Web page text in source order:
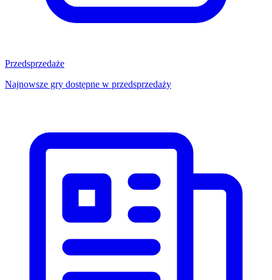
Przedsprzedaże
Najnowsze gry dostępne w przedsprzedaży